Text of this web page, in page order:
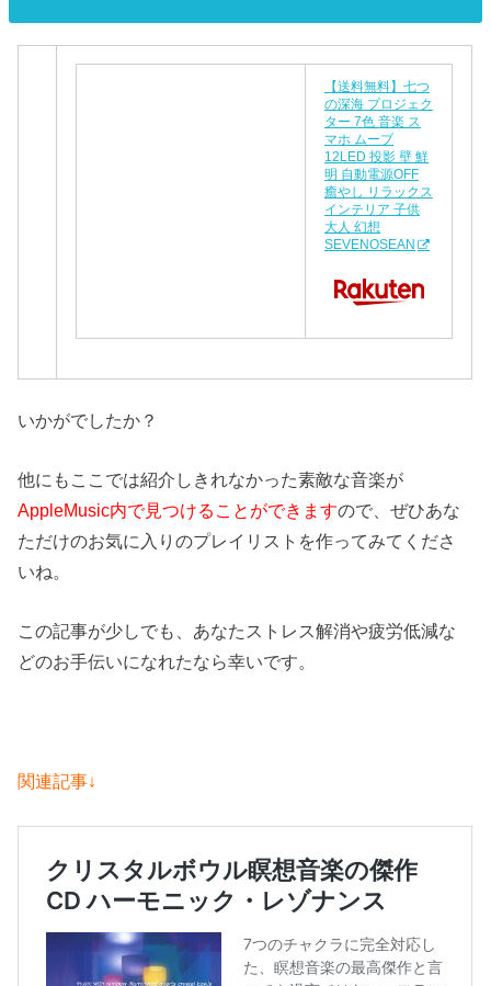
【送料無料】七つ
の深海 プロジェク
ター 7色 音楽 ス
マホ ムーブ
12LED 投影 壁 鮮
明 自動電源OFF
癒やし リラックス
インテリア 子供
大人 幻想
SEVENOSEAN
いかがでしたか？
他にもここでは紹介しきれなかった素敵な音楽が
AppleMusic内で見つけることができますので、ぜひあな
ただけのお気に入りのプレイリストを作ってみてくださ
いね。
この記事が少しでも、あなたストレス解消や疲労低減な
どのお手伝いになれたなら幸いです。
関連記事↓